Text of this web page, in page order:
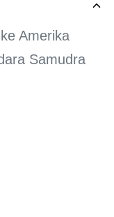
Amerika
Samudra